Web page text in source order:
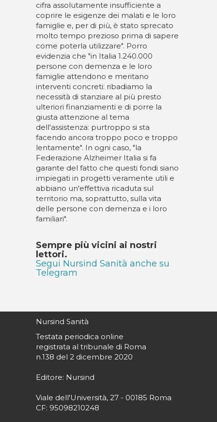
cifra assolutamente insufficiente a
coprire le esigenze dei malati e le loro
famiglie e, per di più, è stato sprecato
molto tempo prezioso prima di sapere
come poterla utilizzare". Porro
evidenzia che "in Italia 1.240.000
persone con demenza e le loro
famiglie attendono e meritano
interventi concreti: ribadiamo la
necessità di stanziare al più presto
ulteriori finanziamenti e di porre la
giusta attenzione al tema
dell'assistenza: purtroppo si sta
facendo ancora troppo poco e troppo
lentamente". In ogni caso, "la
Federazione Alzheimer Italia si fa
garante del fatto che questi fondi siano
impiegati in progetti veramente utili e
abbiano un'effettiva ricaduta sul
territorio ma, soprattutto, sulla vita
delle persone con demenza e i loro
familiari".
Sempre più vicini ai nostri
lettori.
Segui Nursind Sanità anche su
Telegram
Nursind Sanità
Testata periodica online
registrata al tribunale di Roma
n.138 del 2 dicembre 2020
Editore: Nursind
Viale dell'Università, 27 - 00185 Roma
CF: 95098210248